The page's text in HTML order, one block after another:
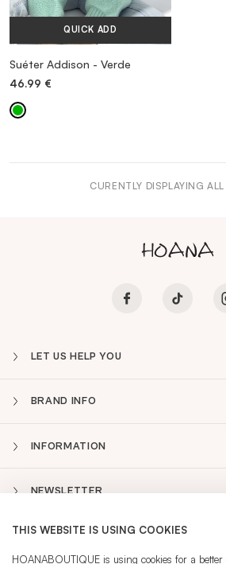
ACCESORIOS
VENTA
Sidebar
QUICK ADD
Suéter Addison - Verde
46.99 €
CURENTLY DISPLAYING ALL
LET US HELP YOU
BRAND INFO
INFORMATION
NEWSLETTER
THIS WEBSITE IS USING COOKIES
HOANABOUTIQUE is using cookies for a